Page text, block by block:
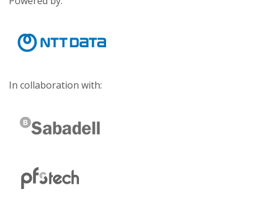
In collaboration with: